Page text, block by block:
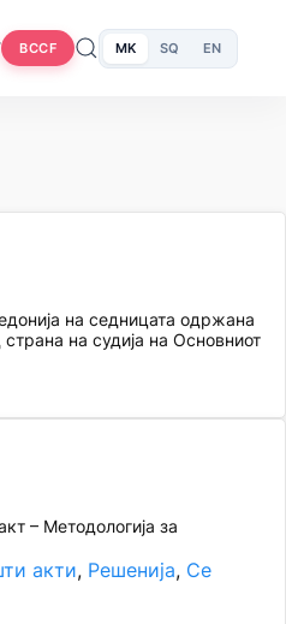
BCCF MK SQ EN
на седницата одржана
на судија на Основниот
– Методологија за
акти, Решенија, Се